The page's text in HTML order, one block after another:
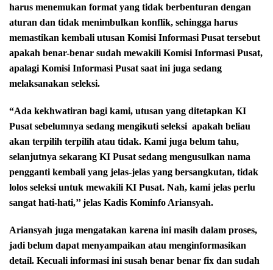
harus menemukan format yang tidak berbenturan dengan
aturan dan tidak menimbulkan konflik, sehingga harus
memastikan kembali utusan Komisi Informasi Pusat tersebut
apakah benar-benar sudah mewakili Komisi Informasi Pusat,
apalagi Komisi Informasi Pusat saat ini juga sedang
melaksanakan seleksi.
“Ada kekhwatiran bagi kami, utusan yang ditetapkan KI
Pusat sebelumnya sedang mengikuti seleksi apakah beliau
akan terpilih terpilih atau tidak. Kami juga belum tahu,
selanjutnya sekarang KI Pusat sedang mengusulkan nama
pengganti kembali yang jelas-jelas yang bersangkutan, tidak
lolos seleksi untuk mewakili KI Pusat. Nah, kami jelas perlu
sangat hati-hati,’’ jelas Kadis Kominfo Ariansyah.
Ariansyah juga mengatakan karena ini masih dalam proses,
jadi belum dapat menyampaikan atau menginformasikan
detail. Kecuali informasi ini susah benar benar fix dan sudah